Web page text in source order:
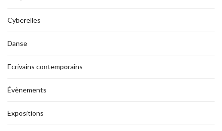
Cyberelles
Danse
Ecrivains contemporains
Évènements
Expositions